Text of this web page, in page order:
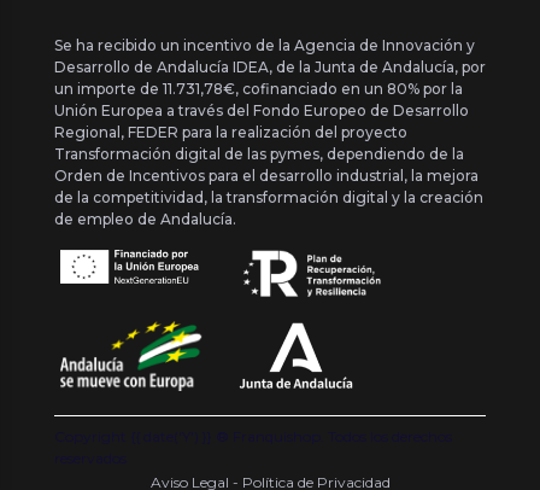
Se ha recibido un incentivo de la Agencia de Innovación y
Desarrollo de Andalucía IDEA, de la Junta de Andalucía, por
un importe de 11.731,78€, cofinanciado en un 80% por la
Unión Europea a través del Fondo Europeo de Desarrollo
Regional, FEDER para la realización del proyecto
Transformación digital de las pymes, dependiendo de la
Orden de Incentivos para el desarrollo industrial, la mejora
de la competitividad, la transformación digital y la creación
de empleo de Andalucía.
Copyright {{ date('Y') }} ® Franquishop. Todos los derechos
reservados
Aviso Legal - Política de Privacidad